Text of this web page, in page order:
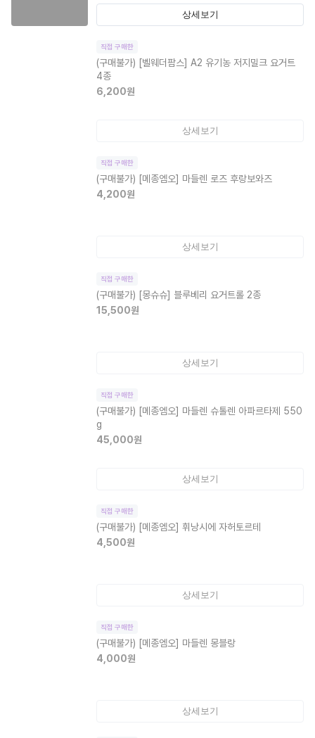
상세보기
직접 구매한
(구매불가) [벨웨더팜스] A2 유기농 저지밀크 요거트
4종
6,200원
상세보기
직접 구매한
(구매불가) [메종엠오] 마들렌 로즈 후랑보와즈
4,200원
상세보기
직접 구매한
(구매불가) [몽슈슈] 블루베리 요거트롤 2종
15,500원
상세보기
직접 구매한
(구매불가) [메종엠오] 마들렌 슈톨렌 아파르타제 550
g
45,000원
상세보기
직접 구매한
(구매불가) [메종엠오] 휘낭시에 자허토르테
4,500원
상세보기
직접 구매한
(구매불가) [메종엠오] 마들렌 몽블랑
4,000원
상세보기